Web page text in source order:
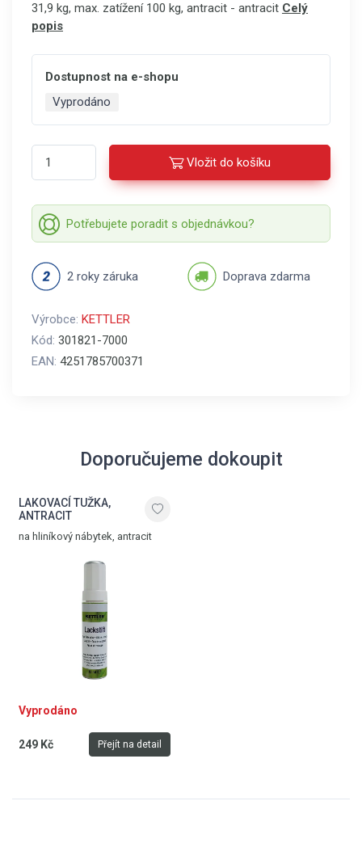
31,9 kg, max. zatížení 100 kg, antracit - antracit Celý
popis
Dostupnost na e-shopu
Vyprodáno
Vložit do košíku
Potřebujete poradit s objednávkou?
2 roky záruka Doprava zdarma
Výrobce: KETTLER
Kód: 301821-7000
EAN: 4251785700371
Doporučujeme dokoupit
LAKOVACÍ TUŽKA,
ANTRACIT
na hliníkový nábytek, antracit
Vyprodáno
249 Kč Přejít na detail